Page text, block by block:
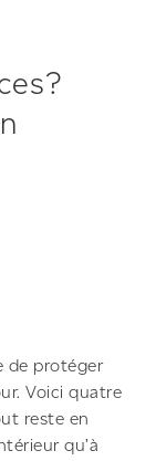
de protéger
Voici quatre
reste en
qu’à